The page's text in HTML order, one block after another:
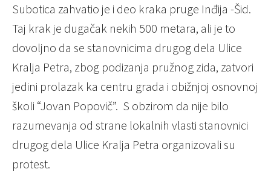
Subotica zahvatio je i deo kraka pruge Inđija -Šid.
Taj krak je dugačak nekih 500 metara, ali je to
dovoljno da se stanovnicima drugog dela Ulice
Kralja Petra, zbog podizanja pružnog zida, zatvori
jedini prolazak ka centru grada i obižnjoj osnovnoj
školi “Jovan Popovič”. S obzirom da nije bilo
razumevanja od strane lokalnih vlasti stanovnici
drugog dela Ulice Kralja Petra organizovali su
protest.